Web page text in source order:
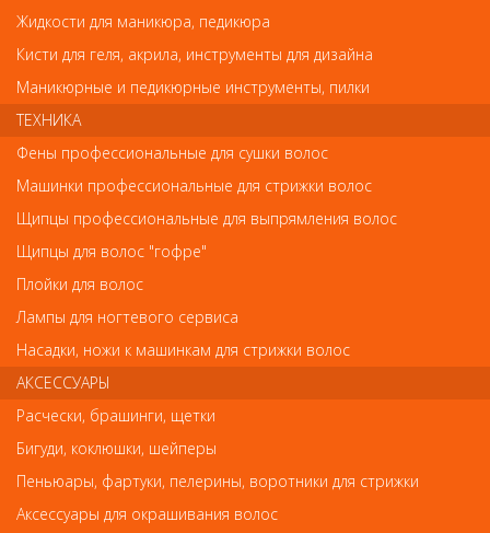
Обратите внимание
Внешний вид товара «Щипцы для выпрямления волос GA MA»
внешнего вида и комплектности реального товара с
фотографиями и описанием на сайте не является показателем
ненадлежащего качества товара.
Так же советуем посмотреть
- 32 %
Жидкости для маникюра, педикюра
Кисти для геля, акрила, инструменты для дизайна
Маникюрные и педикюрные инструменты, пилки
ТЕХНИКА
Фены профессиональные для сушки волос
Машинки профессиональные для стрижки волос
Щипцы профессиональные для выпрямления волос
Щипцы для волос "гофре"
Плойки для волос
Лампы для ногтевого сервиса
Насадки, ножи к машинкам для стрижки волос
АКСЕССУАРЫ
Расчески, брашинги, щетки
Бигуди, коклюшки, шейперы
Пеньюары, фартуки, пелерины, воротники для стрижки
Аксессуары для окрашивания волос